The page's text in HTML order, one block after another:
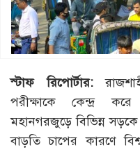
স্টাফ রিপোর্টার:
পরীক্ষাকে কেন্দ্র
মহানগরজুড়ে বিভিন্ন সড়কে
বাড়তি চাপের কারণে